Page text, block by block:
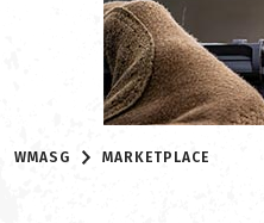
WMASG MARKETPLACE